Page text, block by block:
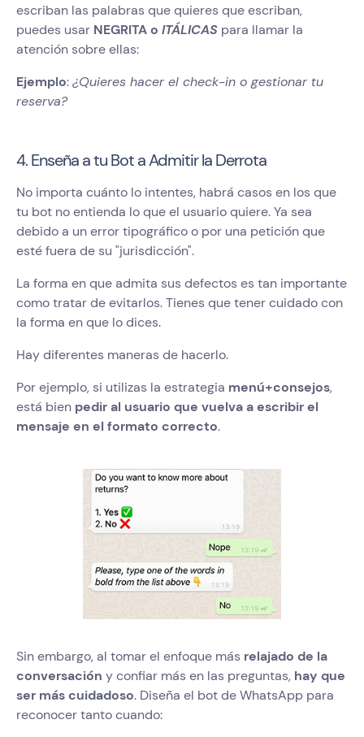
escriban las palabras que quieres que escriban,
puedes usar NEGRITA o ITÁLICAS para llamar la
atención sobre ellas:
Ejemplo:¿Quieres hacer el check-in o gestionar tu
reserva?
4. Enseña a tu Bot a Admitir la Derrota
No importa cuánto lo intentes, habrá casos en los que
tu bot no entienda lo que el usuario quiere. Ya sea
debido a un error tipográfico o por una petición que
esté fuera de su "jurisdicción".
La forma en que admita sus defectos es tan importante
como tratar de evitarlos. Tienes que tener cuidado con
la forma en que lo dices.
Hay diferentes maneras de hacerlo.
Por ejemplo, si utilizas la estrategia menú+consejos,
está bien pedir al usuario que vuelva a escribir el
mensaje en el formato correcto.
Sin embargo, al tomar el enfoque más relajado de la
conversación y confiar más en las preguntas, hay que
ser más cuidadoso. Diseña el bot de WhatsApp para
reconocer tanto cuando: